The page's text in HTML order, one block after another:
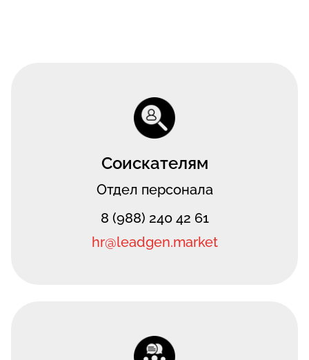
Соискателям
Отдел персонала
8 (988) 240 42 61
hr@leadgen.market